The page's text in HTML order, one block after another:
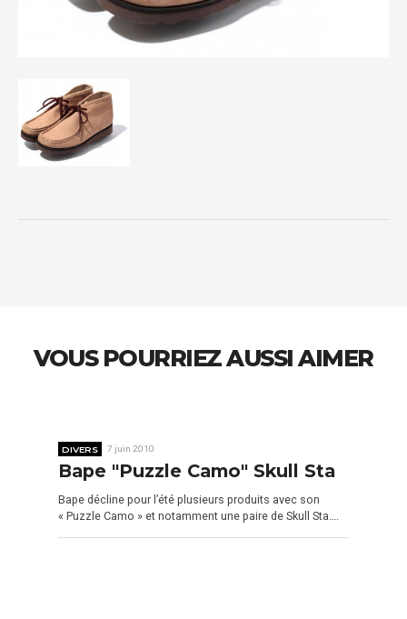
VOUS POURRIEZ AUSSI AIMER
DIVERS 7 juin 2010
Bape "Puzzle Camo" Skull Sta
Bape décline pour l’été plusieurs produits avec son
« Puzzle Camo » et notamment une paire de Skull Sta….